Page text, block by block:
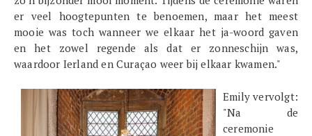
er veel hoogtepunten te benoemen, maar het meest
mooie was toch wanneer we elkaar het ja-woord gaven
en het zowel regende als dat er zonneschijn was,
waardoor Ierland en Curaçao weer bij elkaar kwamen."
Emily vervolgt:
"Na de
ceremonie